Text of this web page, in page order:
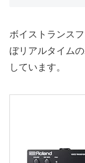
ボイストランス
ぼリアルタイム
しています。